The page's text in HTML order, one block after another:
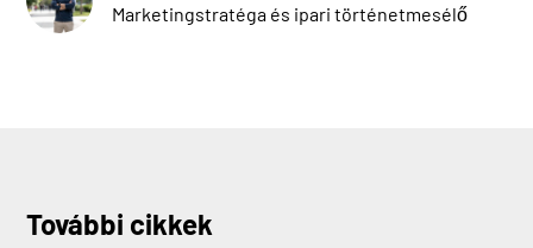
Marketingstratéga és ipari történetmesélő
További cikkek